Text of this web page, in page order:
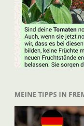
MEINE TIPPS IN